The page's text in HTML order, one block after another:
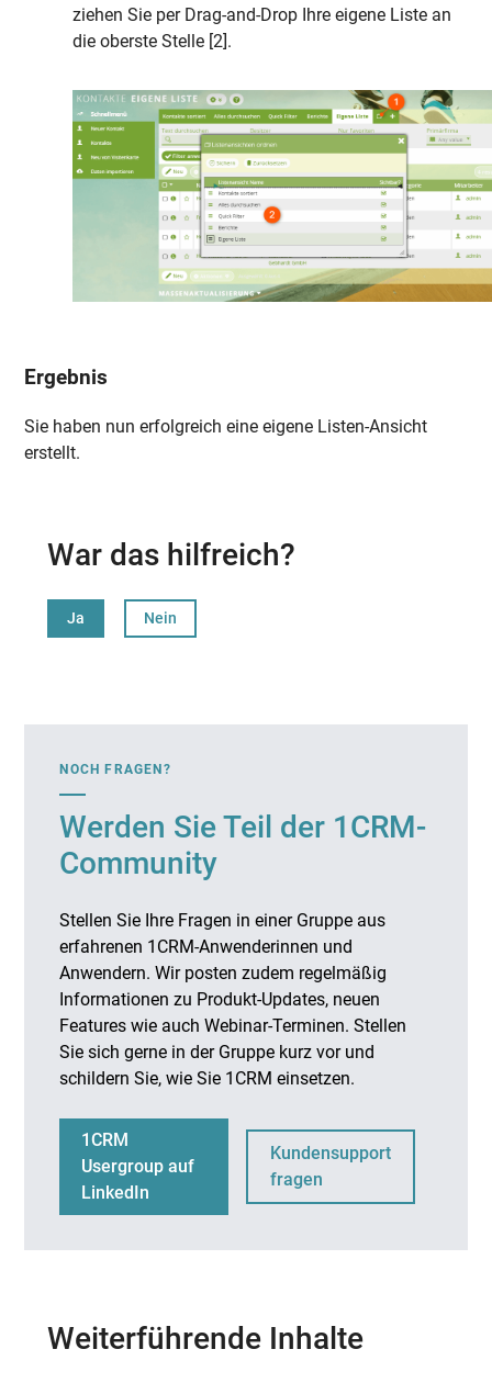
ziehen Sie per Drag-and-Drop Ihre eigene Liste an
die oberste Stelle [2].
Ergebnis
Sie haben nun erfolgreich eine eigene Listen-Ansicht
erstellt.
War das hilfreich?
Ja Nein
NOCH FRAGEN?
Werden Sie Teil der 1CRM-
Community
Stellen Sie Ihre Fragen in einer Gruppe aus
erfahrenen 1CRM-Anwenderinnen und
Anwendern. Wir posten zudem regelmäßig
Informationen zu Produkt-Updates, neuen
Features wie auch Webinar-Terminen. Stellen
Sie sich gerne in der Gruppe kurz vor und
schildern Sie, wie Sie 1CRM einsetzen.
1CRM
Usergroup auf
LinkedIn
Kundensupport
fragen
Weiterführende Inhalte